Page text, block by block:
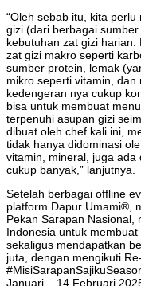
“Oleh sebab itu, kita
gizi (dari berbagai
kebutuhan zat gizi
zat gizi makro seperti
sumber protein, lemak
mikro seperti vitamin,
kedengeran nya cukup
bisa untuk membuat
terpenuhi asupan gizi
dibuat oleh chef kali ini,
tidak hanya didominasi
vitamin, mineral, juga
cukup banyak,” lanjutnya.
Setelah berbagai offline
platform Dapur Umami®,
Pekan Sarapan Nasional,
Indonesia untuk
sekaligus mendapatkan
juta, dengan mengikuti
Januari – 14 Februari